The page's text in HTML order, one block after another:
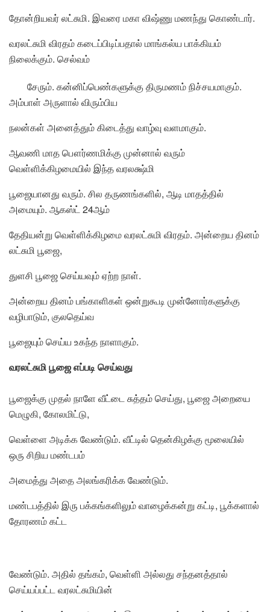
தோன்றியவர் லட்சுமி. இவரை மகா விஷ்ணு மணந்து கொண்டார்.
வரலட்சுமி விரதம் கடைப்பிடிப்பதால் மாங்கல்ய பாக்கியம்
நிலைக்கும். செல்வம்
சேரும். கன்னிப்பெண்களுக்கு திருமணம் நிச்சயமாகும்.
அம்பாள் அருளால் விரும்பிய
நலன்கள் அனைத்தும் கிடைத்து வாழ்வு வளமாகும்.
ஆவணி மாத பௌர்ணமிக்கு முன்னால் வரும்
வெள்ளிக்கிழமையில் இந்த வரலக்ஷ்மி
பூஜையானது வரும். சில தருணங்களில், ஆடி மாதத்தில்
அமையும். ஆகஸ்ட் 24ஆம்
தேதியன்று வெள்ளிக்கிழமை வரலட்சுமி விரதம். அன்றைய தினம்
லட்சுமி பூஜை,
துளசி பூஜை செய்யவும் ஏற்ற நாள்.
அன்றைய தினம் பங்காளிகள் ஒன்றுகூடி முன்னோர்களுக்கு
வழிபாடும், குலதெய்வ
பூஜையும் செய்ய உகந்த நாளாகும்.
வரலட்சுமி பூஜை எப்படி செய்வது
பூஜைக்கு முதல் நாளே வீட்டை சுத்தம் செய்து, பூஜை அறையை
மெழுகி, கோலமிட்டு,
வெள்ளை அடிக்க வேண்டும். வீட்டில் தென்கிழக்கு மூலையில்
ஒரு சிறிய மண்டபம்
அமைத்து அதை அலங்கரிக்க வேண்டும்.
மண்டபத்தில் இரு பக்கங்களிலும் வாழைக்கன்று கட்டி, பூக்களால்
தோரணம் கட்ட
வேண்டும். அதில் தங்கம், வெள்ளி அல்லது சந்தனத்தால்
செய்யப்பட்ட வரலட்சுமியின்